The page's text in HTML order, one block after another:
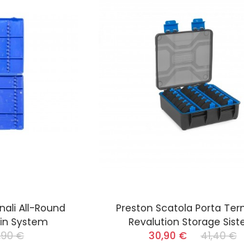
All-Round
System
€
Preston Scatola Porta
Revalution Storage
30,90 €
41,40 €